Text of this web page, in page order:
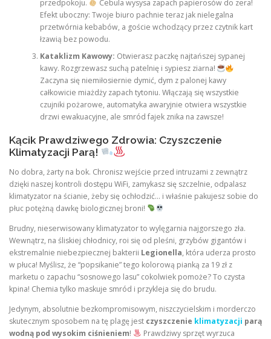
przedpokoju.
Cebula wysysa zapach papierosów do zera!
Efekt uboczny: Twoje biuro pachnie teraz jak nielegalna
przetwórnia kebabów, a goście wchodzący przez czytnik kart
łzawią bez powodu.
Kataklizm Kawowy: Otwierasz paczkę najtańszej sypanej
kawy. Rozgrzewasz suchą patelnię i sypiesz ziarna!
Zaczyna się niemiłosiernie dymić, dym z palonej kawy
całkowicie miażdży zapach tytoniu. Włączają się wszystkie
czujniki pożarowe, automatyka awaryjnie otwiera wszystkie
drzwi ewakuacyjne, ale smród fajek znika na zawsze!
Kącik Prawdziwego Zdrowia: Czyszczenie
Klimatyzacji Parą!
No dobra, żarty na bok. Chronisz wejście przed intruzami z zewnątrz
dzięki naszej kontroli dostępu WiFi, zamykasz się szczelnie, odpalasz
klimatyzator na ścianie, żeby się ochłodzić… i właśnie pakujesz sobie do
płuc potężną dawkę biologicznej broni!
Brudny, nieserwisowany klimatyzator to wylęgarnia najgorszego zła.
Wewnątrz, na śliskiej chłodnicy, roi się od pleśni, grzybów gigantów i
ekstremalnie niebezpiecznej bakterii Legionella, która uderza prosto
w płuca! Myślisz, że “popsikanie” tego kolorową pianką za 19 zł z
marketu o zapachu “sosnowego lasu” cokolwiek pomoże? To czysta
kpina! Chemia tylko maskuje smród i przykleja się do brudu.
Jedynym, absolutnie bezkompromisowym, niszczycielskim i morderczo
skutecznym sposobem na tę plagę jest czyszczenie klimatyzacji parą
wodną pod wysokim ciśnieniem!
Prawdziwy sprzęt wyrzuca